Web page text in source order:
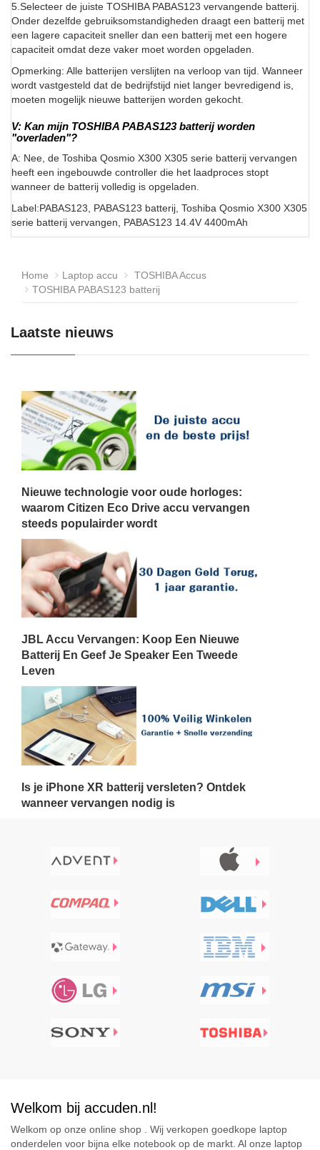
5.Selecteer de juiste TOSHIBA PABAS123 vervangende batterij.
Onder dezelfde gebruiksomstandigheden draagt een batterij met
een lagere capaciteit sneller dan een batterij met een hogere
capaciteit omdat deze vaker moet worden opgeladen.
Opmerking: Alle batterijen verslijten na verloop van tijd. Wanneer
wordt vastgesteld dat de bedrijfstijd niet langer bevredigend is,
moeten mogelijk nieuwe batterijen worden gekocht.
V: Kan mijn TOSHIBA PABAS123 batterij worden
"overladen"?
A: Nee, de Toshiba Qosmio X300 X305 serie batterij vervangen
heeft een ingebouwde controller die het laadproces stopt
wanneer de batterij volledig is opgeladen.
Label:PABAS123, PABAS123 batterij, Toshiba Qosmio X300 X305
serie batterij vervangen, PABAS123 14.4V 4400mAh
Home Laptop accu
TOSHIBA Accus
TOSHIBA PABAS123 batterij
Laatste nieuws
Nieuwe technologie voor oude horloges:
waarom Citizen Eco Drive accu vervangen
steeds populairder wordt
JBL Accu Vervangen: Koop Een Nieuwe
Batterij En Geef Je Speaker Een Tweede
Leven
Is je iPhone XR batterij versleten? Ontdek
wanneer vervangen nodig is
Welkom bij accuden.nl!
Welkom op onze online shop . Wij verkopen goedkope laptop
onderdelen voor bijna elke notebook op de markt. Al onze laptop